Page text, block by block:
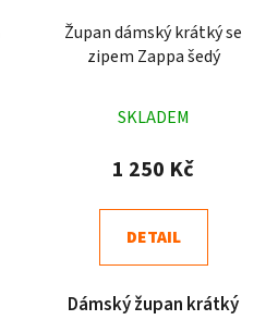
Župan dámský krátký se
zipem Zappa šedý
hodnocení
produktu
4,5
z
hvězdiček.
SKLADEM
1 250 Kč
DETAIL
Dámský župan krátký